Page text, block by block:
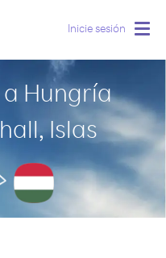
Inicie sesión
Hungría
Islas